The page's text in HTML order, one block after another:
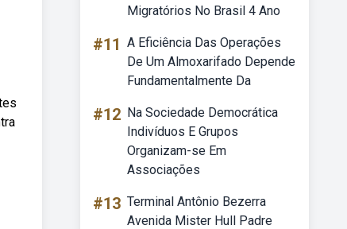
Migratórios No Brasil 4 Ano
#11 A Eficiência Das Operações
De Um Almoxarifado Depende
Fundamentalmente Da
#12 Na Sociedade Democrática
Indivíduos E Grupos
Organizam-se Em
Associações
#13 Terminal Antônio Bezerra
Avenida Mister Hull Padre